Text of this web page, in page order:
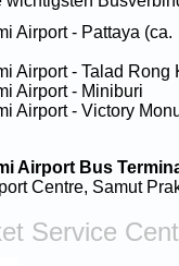
Airport - Pattaya (ca.
Airport - Talad Rong
Airport - Miniburi
Airport - Victory
Airport Bus
Centre, Samut
Service